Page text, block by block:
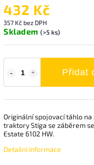
432 Kč
357 Kč bez DPH
Skladem (>5 ks)
Přidat
Originální spojovací táhlo
traktory Stiga se záběrem
Estate 6102 HW.
Detailní informace